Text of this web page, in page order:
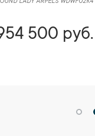
LADY ARPELS WDWF02K4
500 руб.